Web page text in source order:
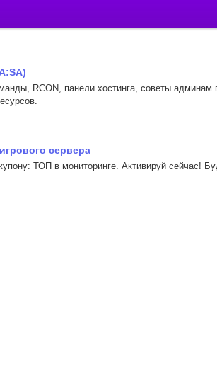
RCON, панели хостинга, советы админам
сервера
ТОП в мониторинге. Активируй сейчас!